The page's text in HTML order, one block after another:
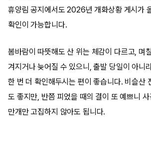
휴양림 공지에서도 2026년 개화상황 게시가
확인이 가능합니다.
봄바람이 따뜻해도 산 위는 체감이 다르고, 며
겨지거나 늦어질 수 있으니, 출발 당일이 아니
한 번 더 확인해두시는 편이 좋습니다. 비슬산
도 좋지만, 반쯤 피었을 때의 결이 또 예쁘니
만개만 고집하지 않아도 됩니다.